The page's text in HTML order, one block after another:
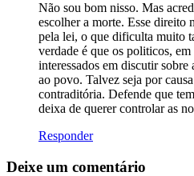
Não sou bom nisso. Mas
escolher a morte. Esse direito
pela lei, o que dificulta muito
verdade é que os politicos,
interessados em discutir sobre
ao povo. Talvez seja por
contraditória. Defende que
deixa de querer controlar as
Responder
Deixe um comentário